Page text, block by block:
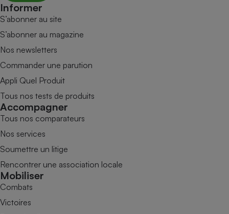
Informer
S’abonner au site
S’abonner au magazine
Nos newsletters
Commander une parution
Appli Quel Produit
Tous nos tests de produits
Accompagner
Tous nos comparateurs
Nos services
Soumettre un litige
Rencontrer une association locale
Mobiliser
Combats
Victoires